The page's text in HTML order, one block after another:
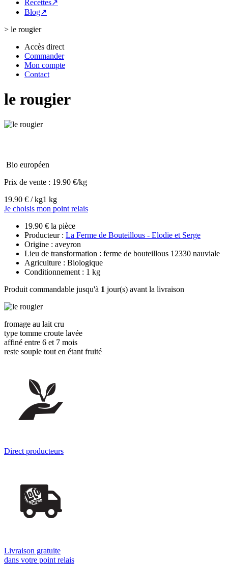
Recettes↗
Blog↗
> le rougier
Accès direct
Commander
Mon compte
Contact
le rougier
Bio européen
Prix de vente : 19.90 €/kg
19.90 € / kg1 kg
Je choisis mon point relais
19.90 € la pièce
Producteur : La Ferme de Bouteillous - Elodie et Serge
Origine : aveyron
Lieu de transformation : ferme de bouteillous 12330 nauviale
Agriculture : Biologique
Conditionnement : 1 kg
Produit commandable jusqu'à 1 jour(s) avant la livraison
fromage au lait cru
type tomme croute lavée
affiné entre 6 et 7 mois
reste souple tout en étant fruité
Direct producteurs
Livraison gratuite
dans votre point relais